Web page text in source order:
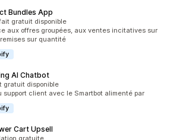
Bundles App
gratuit disponible
aux offres groupées, aux ventes incitatives sur
sur quantité
AI Chatbot
gratuit disponible
support client avec le Smartbot alimenté par
Cart Upsell
gratuite